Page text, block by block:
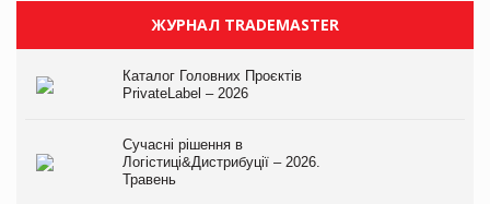
ЖУРНАЛ TRADEMASTER
Каталог Головних Проєктів
PrivateLabel – 2026
Сучасні рішення в
Логістиці&Дистрибуції – 2026.
Травень